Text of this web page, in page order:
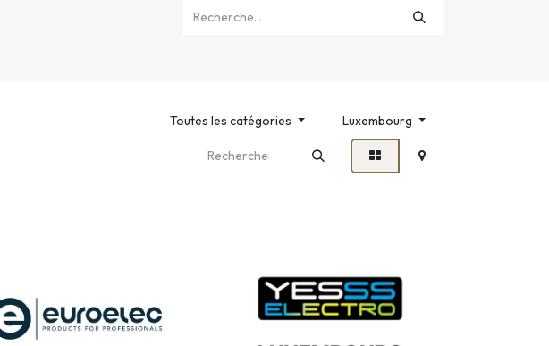
Toutes les catégories Luxembourg